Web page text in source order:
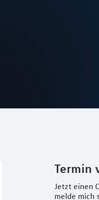
Termin
Jetzt einen
melde mich